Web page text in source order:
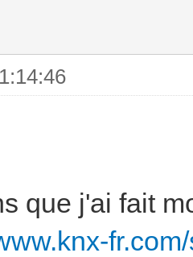
que j'ai fait